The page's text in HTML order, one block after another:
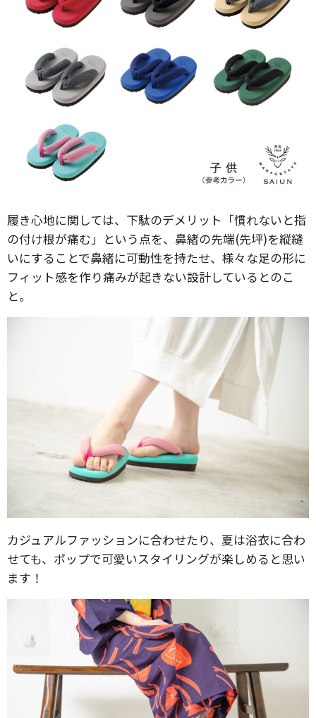
履き心地に関しては、下駄のデメリット「慣れないと指
の付け根が痛む」という点を、鼻緒の先端(先坪)を縦縫
いにすることで鼻緒に可動性を持たせ、様々な足の形に
フィット感を作り痛みが起きない設計しているとのこ
と。
カジュアルファッションに合わせたり、夏は浴衣に合わ
せても、ポップで可愛いスタイリングが楽しめると思い
ます！